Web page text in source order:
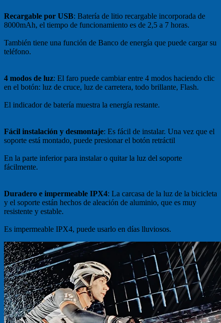
Recargable por USB: Batería de litio recargable incorporada de
8000mAh, el tiempo de funcionamiento es de 2,5 a 7 horas.
También tiene una función de Banco de energía que puede cargar su
teléfono.
4 modos de luz: El faro puede cambiar entre 4 modos haciendo clic
en el botón: luz de cruce, luz de carretera, todo brillante, Flash.
El indicador de batería muestra la energía restante.
Fácil instalación y desmontaje: Es fácil de instalar. Una vez que el
soporte está montado, puede presionar el botón retráctil
En la parte inferior para instalar o quitar la luz del soporte
fácilmente.
Duradero e impermeable IPX4: La carcasa de la luz de la bicicleta
y el soporte están hechos de aleación de aluminio, que es muy
resistente y estable.
Es impermeable IPX4, puede usarlo en días lluviosos.